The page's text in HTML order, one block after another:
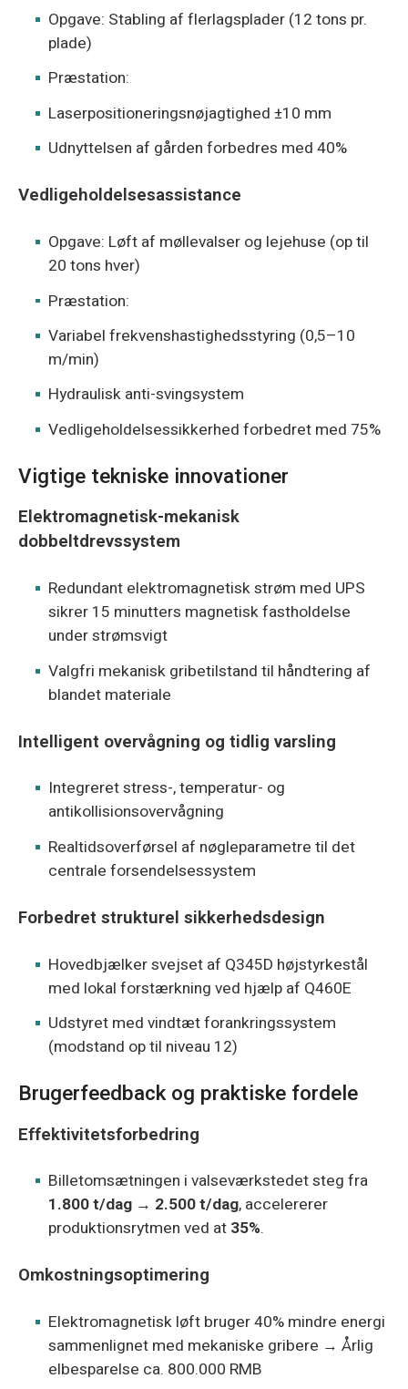
Opgave: Stabling af flerlagsplader (12 tons pr.
plade)
Præstation:
Laserpositioneringsnøjagtighed ±10 mm
Udnyttelsen af gården forbedres med 40%
Vedligeholdelsesassistance
Opgave: Løft af møllevalser og lejehuse (op til
20 tons hver)
Præstation:
Variabel frekvenshastighedsstyring (0,5–10
m/min)
Hydraulisk anti-svingsystem
Vedligeholdelsessikkerhed forbedret med 75%
Vigtige tekniske innovationer
Elektromagnetisk-mekanisk
dobbeltdrevssystem
Redundant elektromagnetisk strøm med UPS
sikrer 15 minutters magnetisk fastholdelse
under strømsvigt
Valgfri mekanisk gribetilstand til håndtering af
blandet materiale
Intelligent overvågning og tidlig varsling
Integreret stress-, temperatur- og
antikollisionsovervågning
Realtidsoverførsel af nøgleparametre til det
centrale forsendelsessystem
Forbedret strukturel sikkerhedsdesign
Hovedbjælker svejset af Q345D højstyrkestål
med lokal forstærkning ved hjælp af Q460E
Udstyret med vindtæt forankringssystem
(modstand op til niveau 12)
Brugerfeedback og praktiske fordele
Effektivitetsforbedring
Billetomsætningen i valseværkstedet steg fra
1.800 t/dag → 2.500 t/dag, accelererer
produktionsrytmen ved at 35%.
Omkostningsoptimering
Elektromagnetisk løft bruger 40% mindre energi
sammenlignet med mekaniske gribere → Årlig
elbesparelse ca. 800.000 RMB